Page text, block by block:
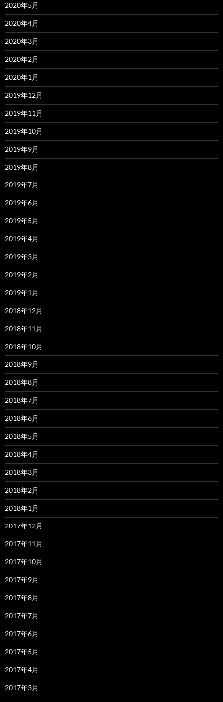
2020年5月
2020年4月
2020年3月
2020年2月
2020年1月
2019年12月
2019年11月
2019年10月
2019年9月
2019年8月
2019年7月
2019年6月
2019年5月
2019年4月
2019年3月
2019年2月
2019年1月
2018年12月
2018年11月
2018年10月
2018年9月
2018年8月
2018年7月
2018年6月
2018年5月
2018年4月
2018年3月
2018年2月
2018年1月
2017年12月
2017年11月
2017年10月
2017年9月
2017年8月
2017年7月
2017年6月
2017年5月
2017年4月
2017年3月